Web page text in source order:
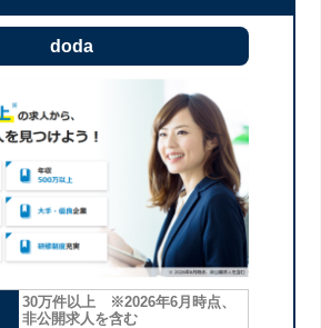
doda
30万件以上 ※2026年6月時点、
非公開求人を含む